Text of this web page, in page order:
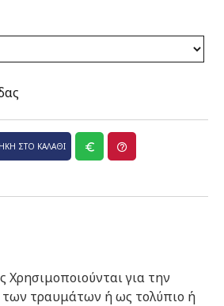
ΣΤΟ ΚΑΛΆΘΙ
Χρησιμοποιούνται για την
των τραυμάτων ή ως τολύπιο ή